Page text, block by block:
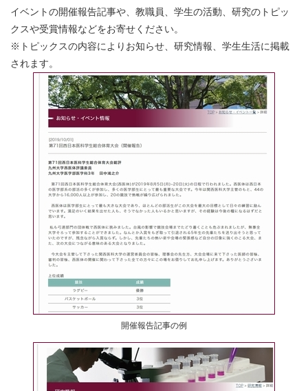
イベントの開催報告記事や、教職員、学生の活動、研究のトピッ
クスや受賞情報などをお寄せください。
※トピックスの内容によりお知らせ、研究情報、学生生活に掲載
されます。
開催報告記事の例